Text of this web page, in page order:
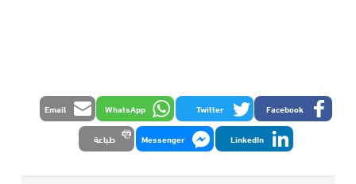
Facebook
Twitter
WhatsApp
Email
LinkedIn
Messenger طباعة